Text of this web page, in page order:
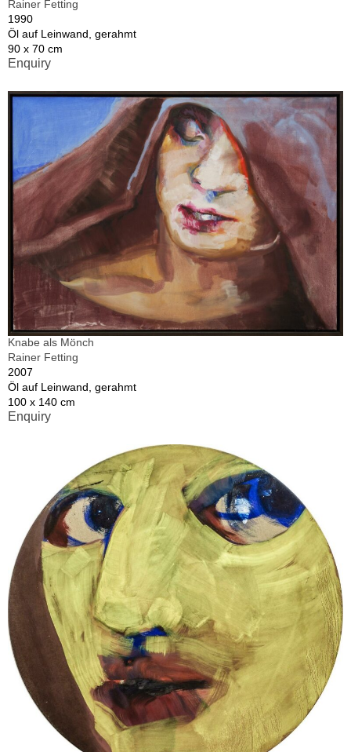
Rainer Fetting
1990
Öl auf Leinwand, gerahmt
90 x 70 cm
Enquiry
Knabe als Mönch
Rainer Fetting
2007
Öl auf Leinwand, gerahmt
100 x 140 cm
Enquiry